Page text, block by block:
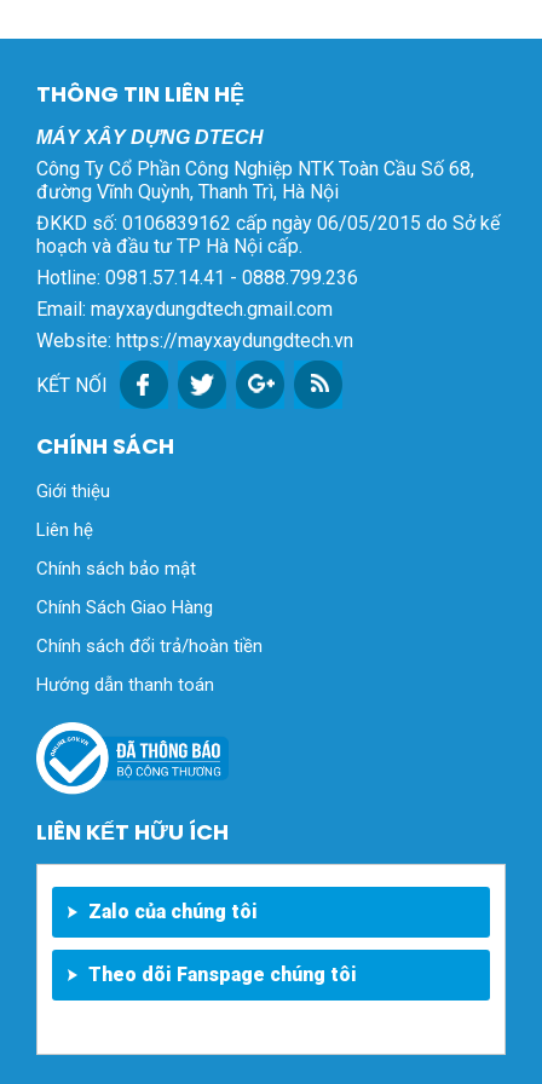
THÔNG TIN LIÊN HỆ
MÁY XÂY DỰNG DTECH
Công Ty Cổ Phần Công Nghiệp NTK Toàn Cầu Số 68,
đường Vĩnh Quỳnh, Thanh Trì, Hà Nội
ĐKKD số: 0106839162 cấp ngày 06/05/2015 do Sở kế
hoạch và đầu tư TP Hà Nội cấp.
Hotline: 0981.57.14.41 - 0888.799.236
Email: mayxaydungdtech.gmail.com
Website: https://mayxaydungdtech.vn
KẾT NỐI
CHÍNH SÁCH
Giới thiệu
Liên hệ
Chính sách bảo mật
Chính Sách Giao Hàng
Chính sách đổi trả/hoàn tiền
Hướng dẫn thanh toán
LIÊN KẾT HỮU ÍCH
Zalo của chúng tôi
Theo dõi Fanspage chúng tôi